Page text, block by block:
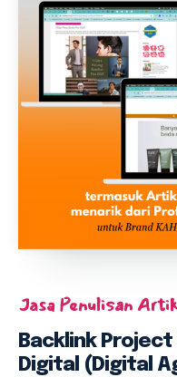
Jasa Penulisan
Backlink
Digital (Digital